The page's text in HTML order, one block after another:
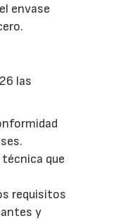
envase
las
que
requisitos
y